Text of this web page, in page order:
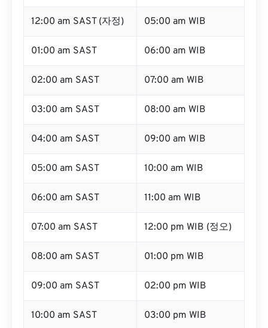
12:00 am SAST (자정) 05:00 am WIB
01:00 am SAST 06:00 am WIB
02:00 am SAST 07:00 am WIB
03:00 am SAST 08:00 am WIB
04:00 am SAST 09:00 am WIB
05:00 am SAST 10:00 am WIB
06:00 am SAST 11:00 am WIB
07:00 am SAST 12:00 pm WIB (정오)
08:00 am SAST 01:00 pm WIB
09:00 am SAST 02:00 pm WIB
10:00 am SAST 03:00 pm WIB